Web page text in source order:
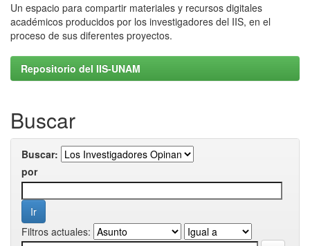
Un espacio para compartir materiales y recursos digitales
académicos producidos por los investigadores del IIS, en el
proceso de sus diferentes proyectos.
Repositorio del IIS-UNAM
Buscar
Buscar:
por
Filtros actuales: